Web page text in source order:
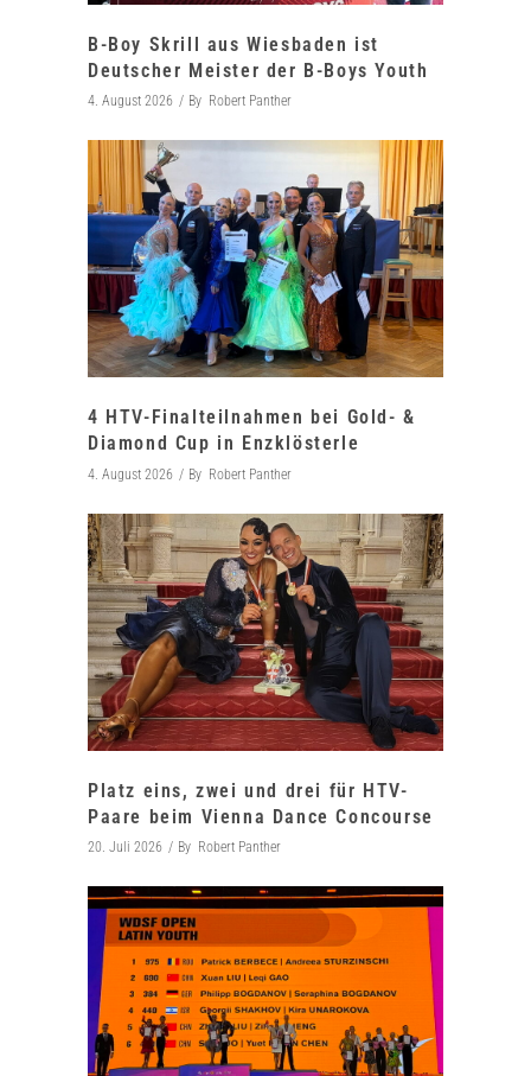
B-Boy Skrill aus Wiesbaden ist
Deutscher Meister der B-Boys Youth
4. August 2026 By Robert Panther
4 HTV-Finalteilnahmen bei Gold- &
Diamond Cup in Enzklösterle
4. August 2026 By Robert Panther
Platz eins, zwei und drei für HTV-
Paare beim Vienna Dance Concourse
20. Juli 2026 By Robert Panther